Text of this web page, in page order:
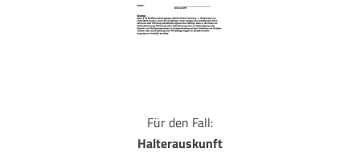
Für den Fall:
Halterauskunft